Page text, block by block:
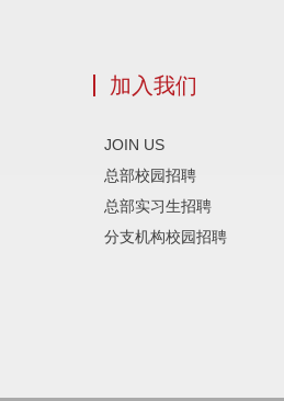
加入我们
JOIN US
总部校园招聘
总部实习生招聘
分支机构校园招聘